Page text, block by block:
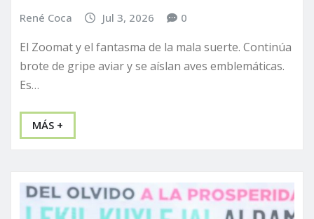
René Coca Jul 3, 2026 0
El Zoomat y el fantasma de la mala suerte. Continúa
brote de gripe aviar y se aíslan aves emblemáticas.
Es…
MÁS +